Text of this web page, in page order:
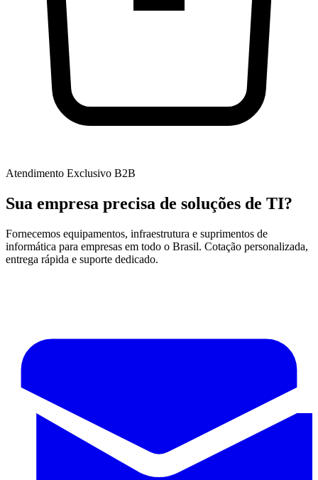
Atendimento Exclusivo B2B
Sua empresa precisa de soluções de TI?
Fornecemos equipamentos, infraestrutura e suprimentos de
informática para empresas em todo o Brasil. Cotação personalizada,
entrega rápida e suporte dedicado.